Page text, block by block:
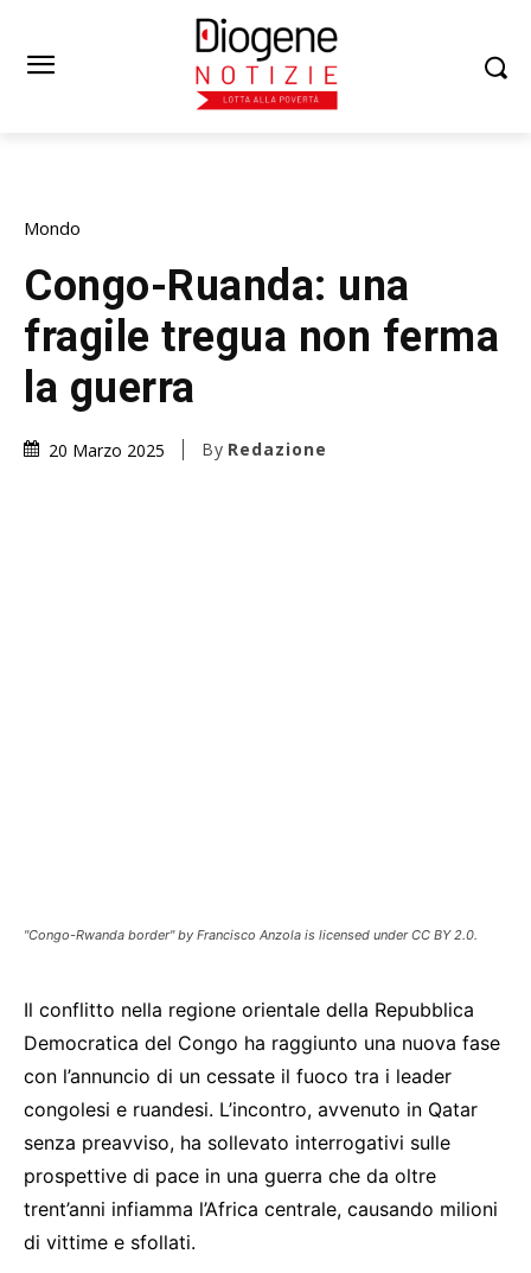
Mondo
Congo-Ruanda: una
fragile tregua non ferma
la guerra
20 Marzo 2025 By Redazione
"Congo-Rwanda border" by Francisco Anzola is licensed under CC BY 2.0.
Il conflitto nella regione orientale della Repubblica
Democratica del Congo ha raggiunto una nuova fase
con l’annuncio di un cessate il fuoco tra i leader
congolesi e ruandesi. L’incontro, avvenuto in Qatar
senza preavviso, ha sollevato interrogativi sulle
prospettive di pace in una guerra che da oltre
trent’anni infiamma l’Africa centrale, causando milioni
di vittime e sfollati.